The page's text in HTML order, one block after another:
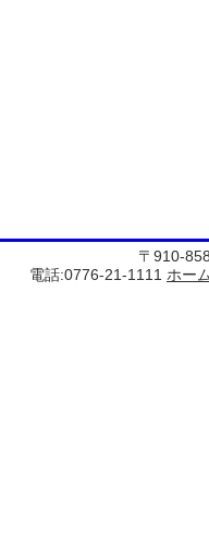
〒910-
電話:0776-21-1111 ホー